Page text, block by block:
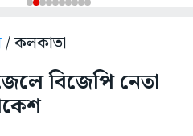
/ কলকাতা
বিজেপি নেতা